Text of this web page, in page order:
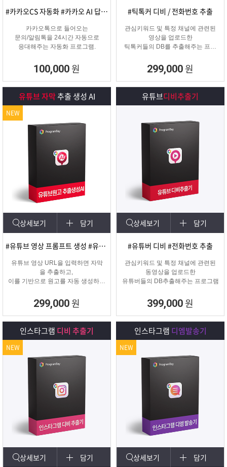
#카카오CS 자동화 #카카오 AI 답변 #카카오자동발송
카카오톡으로 들어오는
문의/알림톡을 24시간 자동으로
응대해주는 자동화 프로그램.
100,000 원
#틱톡커 디비 / 전화번호 추출
관심키워드 및 특정 채널에 관련된
영상을 업로드한
틱톡커들의 DB를 추출해주는 프로
299,000 원
유튜브 자막추출 생성 AI
상세보기 담기
#유튜브 영상 프롬프트 생성 #유튜브 영상제작
유튜브 영상 URL을 입력하면 자막
을 추출하고,
이를 기반으로 원고를 자동 생성하는
프로그램입니다.
299,000 원
NEW
유튜브디비추출기
상세보기 담기
#유튜버 디비 #전화번호 추출
관심키워드 및 특정 채널에 관련된
동영상을 업로드한
유튜버들의 DB추출해주는 프로그램
399,000 원
인스타그램 디비 추출기
상세보기 담기
NEW
인스타그램 디엠발송기
상세보기 담기
NEW